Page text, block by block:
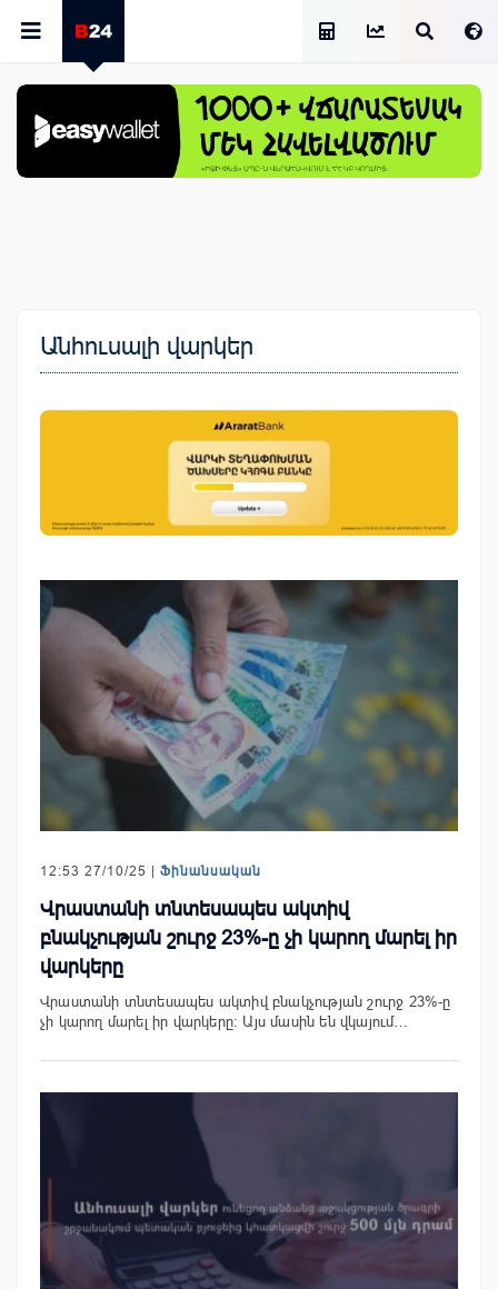
Անհուսալի վարկեր
12:53 27/10/25 | Ֆինանսական
Վրաստանի տնտեսապես ակտիվ
բնակչության շուրջ 23%-ը չի կարող մարել իր
վարկերը
Վրաստանի տնտեսապես ակտիվ բնակչության շուրջ 23%-ը
չի կարող մարել իր վարկերը: Այս մասին են վկայում…